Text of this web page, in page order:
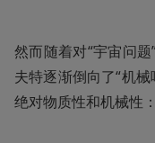
然而随着对“宇宙问
夫特逐渐倒向了“机
绝对物质性和机械性：